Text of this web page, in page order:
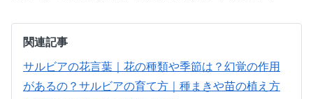
関連記事
サルビアの花言葉｜花の種類や季節は？幻覚の作用
があるの？ サルビアの育て方｜種まきや苗の植え方